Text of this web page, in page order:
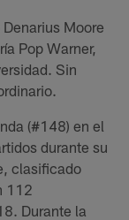
Moore
Pop Warner,
Sin
(#148) en el
durante su
clasificado
112
Durante la